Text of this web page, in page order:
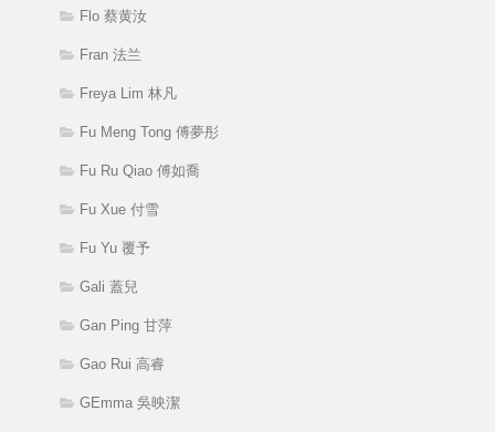
Flo 蔡黄汝
Fran 法兰
Freya Lim 林凡
Fu Meng Tong 傅夢彤
Fu Ru Qiao 傅如喬
Fu Xue 付雪
Fu Yu 覆予
Gali 蓋兒
Gan Ping 甘萍
Gao Rui 高睿
GEmma 吳映潔